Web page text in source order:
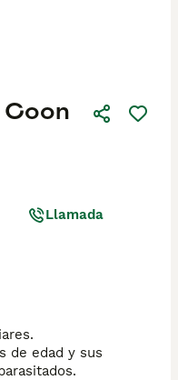
Coon
Llamada
de edad y sus